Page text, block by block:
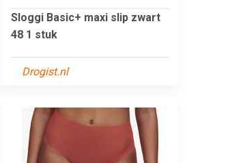
Sloggi Basic+ maxi slip zwart
48 1 stuk
Drogist.nl